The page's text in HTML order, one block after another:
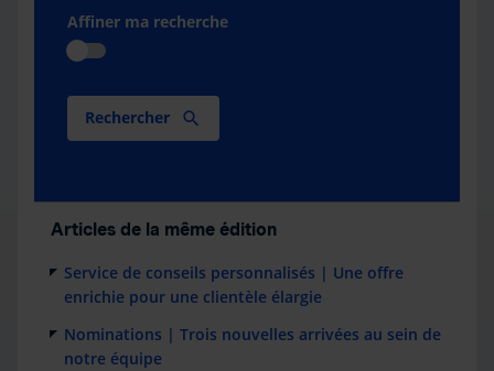
Affiner ma recherche
Rechercher
Articles de la même édition
Service de conseils personnalisés | Une offre
enrichie pour une clientèle élargie
Nominations | Trois nouvelles arrivées au sein de
notre équipe